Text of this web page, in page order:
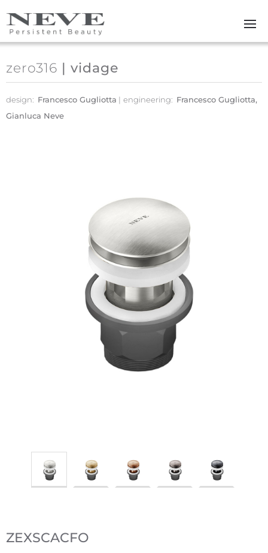
Skip to main content
zero316 | vidage
design: Francesco Gugliotta engineering: Francesco Gugliotta,
Gianluca Neve
ZEXSCACFO